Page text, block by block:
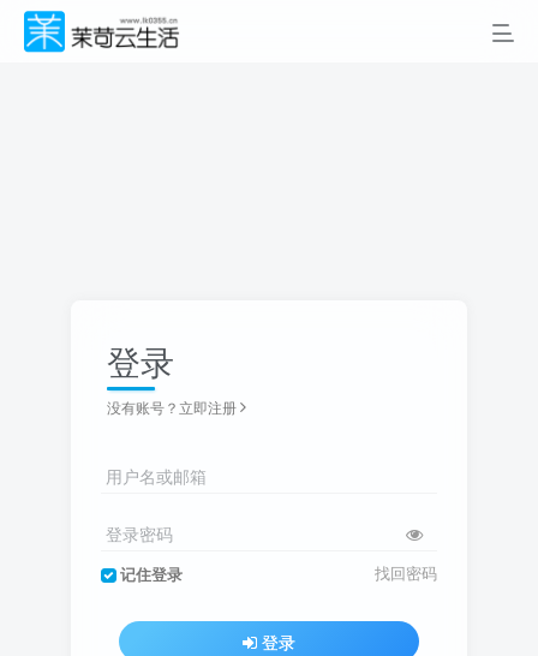
登录
没有账号？立即注册
用户名或邮箱
登录密码
记住登录 找回密码
登录